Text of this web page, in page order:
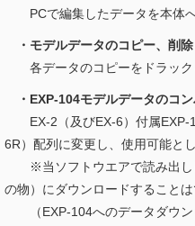
PCで編集したデータを本体へ
・モデルデータのコピー、削除
各データのコピーをドラック
・EXP-104モデルデータのコ
EX-2（及びEX-6）付属EXP-
6R）配列に変更し、使用可能とし
※当ソフトウエアで読み出し
の物）にダウンロードすることは
（EXP-104へのデータダウン